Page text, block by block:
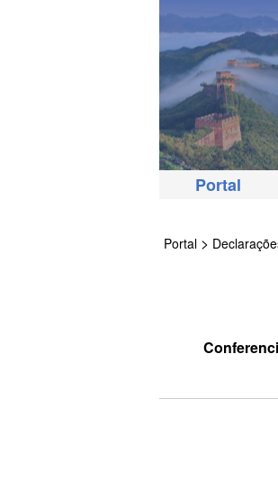
Portal
Portal>